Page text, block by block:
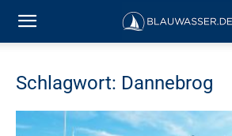
Schlagwort: Dannebrog